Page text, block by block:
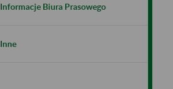
Informacje Biura Prasowego
Inne